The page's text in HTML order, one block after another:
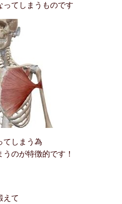
ってしまうものです
てしまう為
のが特徴的です！
えて